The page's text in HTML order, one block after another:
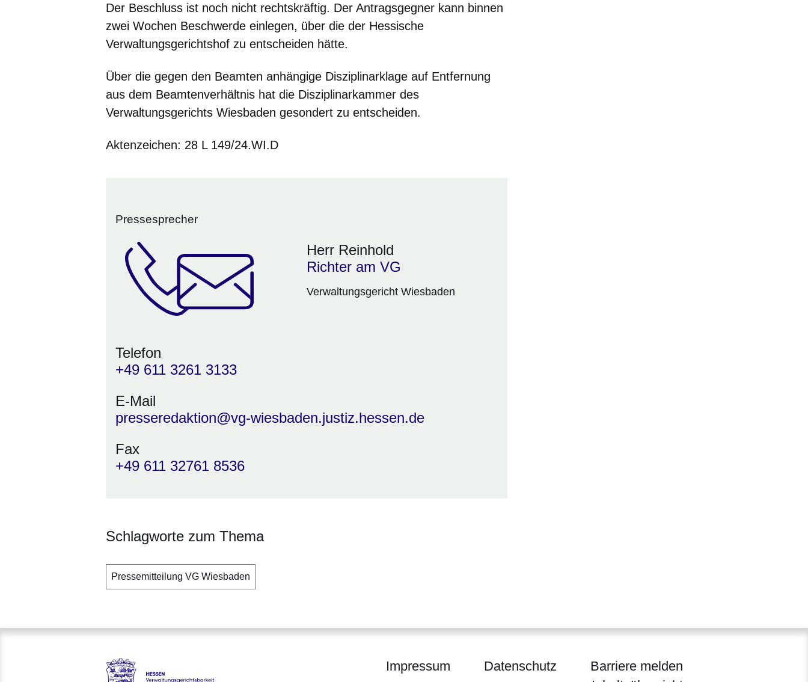
Der Beschluss ist noch nicht rechtskräftig. Der Antragsgegner kann binnen
zwei Wochen Beschwerde einlegen, über die der Hessische
Verwaltungsgerichtshof zu entscheiden hätte.
Über die gegen den Beamten anhängige Disziplinarklage auf Entfernung
aus dem Beamtenverhältnis hat die Disziplinarkammer des
Verwaltungsgerichts Wiesbaden gesondert zu entscheiden.
Aktenzeichen: 28 L 149/24.WI.D
Pressesprecher
Herr Reinhold
Richter am VG
Verwaltungsgericht Wiesbaden
Telefon
+49 611 3261 3133
E-Mail
presseredaktion@vg-wiesbaden.justiz.hessen.de
Fax
+49 611 32761 8536
Schlagworte zum Thema
Pressemitteilung VG Wiesbaden
Impressum Datenschutz
Barriere melden